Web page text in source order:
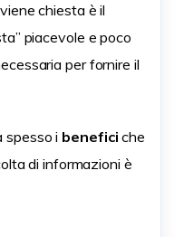
chiesta è il
piacevole e poco
per fornire il
spesso i benefici che
di informazioni è